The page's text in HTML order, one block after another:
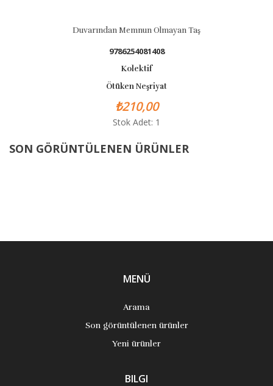
Duvarından Memnun Olmayan Taş
9786254081408
Kolektif
Ötüken Neşriyat
₺210,00
Stok Adet: 1
SON GÖRÜNTÜLENEN ÜRÜNLER
MENÜ
Arama
Son görüntülenen ürünler
Yeni ürünler
BILGI